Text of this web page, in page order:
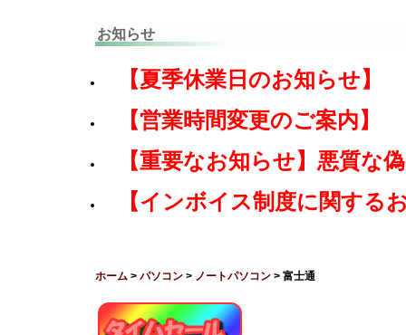
お知らせ
【夏季休業日のお知らせ】
【営業時間変更のご案内】
【重要なお知らせ】悪質な
【インボイス制度に関する
ホーム > パソコン > ノートパソコン > 富士通